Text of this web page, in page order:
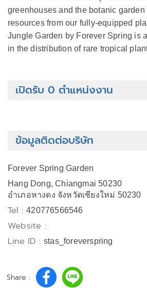
greenhouses and the botanic
resources from our fully-equipped
Jungle Garden by Forever Spring is
in the distribution of rare tropical
เปิดรับ 0 ตำแหน่งงาน
ข้อมูลติดต่อบริษัท
Forever Spring Garden
Hang Dong, Chiangmai 50230
อำเภอหางดง จังหวัดเชียงใหม่ 50230
Tel :420776566546
Website :
Line ID : stas_foreverspring
Share :